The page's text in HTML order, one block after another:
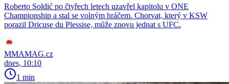
Roberto Soldić po čtyřech letech uzavřel kapitolu v ONE
Championship a stal se volným hráčem. Chorvat, který v KSW
porazil Dricuse du Plessise, může znovu jednat s UFC.
MMAMAG.cz
dnes, 10:10
1 min